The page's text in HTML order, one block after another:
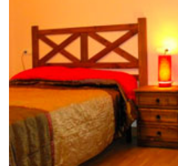
25 de septiembre de 2020
CASA RURAL EL